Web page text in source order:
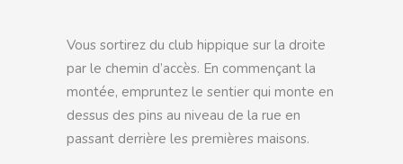
Vous sortirez du club hippique sur la droite
par le chemin d’accès. En commençant la
montée, empruntez le sentier qui monte en
dessus des pins au niveau de la rue en
passant derrière les premières maisons.